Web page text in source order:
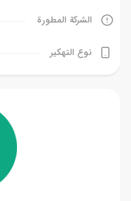
الشركة المطورة
نوع التهكير